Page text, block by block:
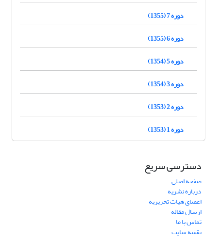
دوره 7 (1355)
دوره 6 (1355)
دوره 5 (1354)
دوره 3 (1354)
دوره 2 (1353)
دوره 1 (1353)
دسترسی سریع
صفحه اصلی
درباره نشریه
اعضای هیات تحریریه
ارسال مقاله
تماس با ما
نقشه سایت